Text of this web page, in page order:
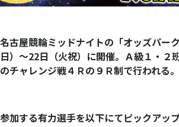
古屋競輪ミッドナイトの「オッズパー
日）～22日（火祝）に開催。Ａ級１・２
チャレンジ戦４Ｒの９Ｒ制で行われる。
加する有力選手を以下にてピックアップ